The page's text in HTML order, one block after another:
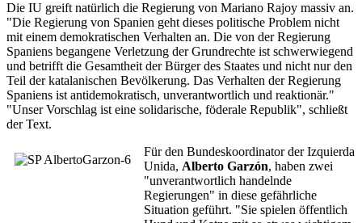
Die IU greift natürlich die Regierung von Mariano Rajoy massiv an.
"Die Regierung von Spanien geht dieses politische Problem nicht
mit einem demokratischen Verhalten an. Die von der Regierung
Spaniens begangene Verletzung der Grundrechte ist schwerwiegend
und betrifft die Gesamtheit der Bürger des Staates und nicht nur den
Teil der katalanischen Bevölkerung. Das Verhalten der Regierung
Spaniens ist antidemokratisch, unverantwortlich und reaktionär."
"Unser Vorschlag ist eine solidarische, föderale Republik", schließt
der Text.
Für den Bundeskoordinator der Izquierda
Unida, Alberto Garzón, haben zwei
"unverantwortlich handelnde
Regierungen" in diese gefährliche
Situation geführt. "Sie spielen öffentlich